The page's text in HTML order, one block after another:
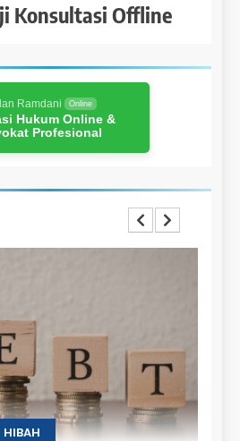
Konsultasi Offline
Ramdani Online
Hukum Online &
Profesional
HIBAH